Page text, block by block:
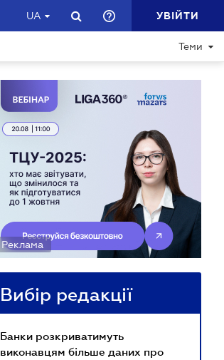
UA УВІЙТИ
Теми
Реклама
Вибір редакції
Банки розкриватимуть
виконавцям більше даних про